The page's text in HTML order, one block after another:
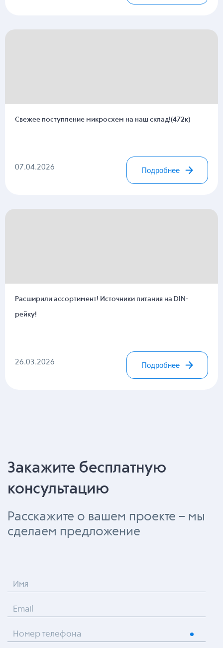
Свежее поступление микросхем на наш склад!(472к)
07.04.2026 Подробнее
Расширили ассортимент! Источники питания на DIN-
рейку!
26.03.2026 Подробнее
Закажите бесплатную
консультацию
Расскажите о вашем проекте – мы
сделаем предложение
Имя
Email
Номер телефона